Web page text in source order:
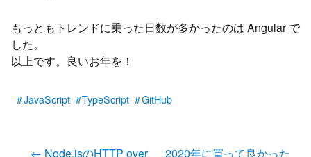
もっともトレンドに乗った日数が多かったのは Angular で
した。
以上です。良いお年を！
JavaScript TypeScript GitHub
← Node.jsのHTTP over 2020年に買って良かった